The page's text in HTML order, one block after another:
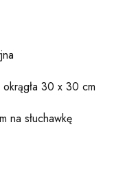
30 x 30 cm
na słuchawkę